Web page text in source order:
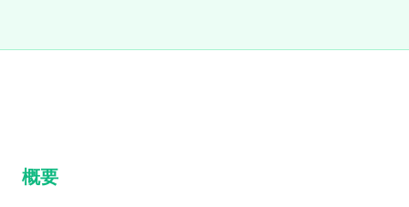
概要